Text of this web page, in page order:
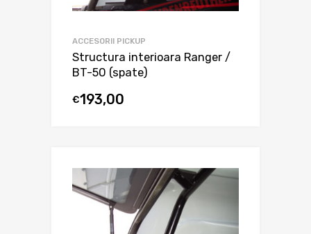
ACCESORII PICKUP
Structura interioara Ranger /
BT-50 (spate)
€193,00